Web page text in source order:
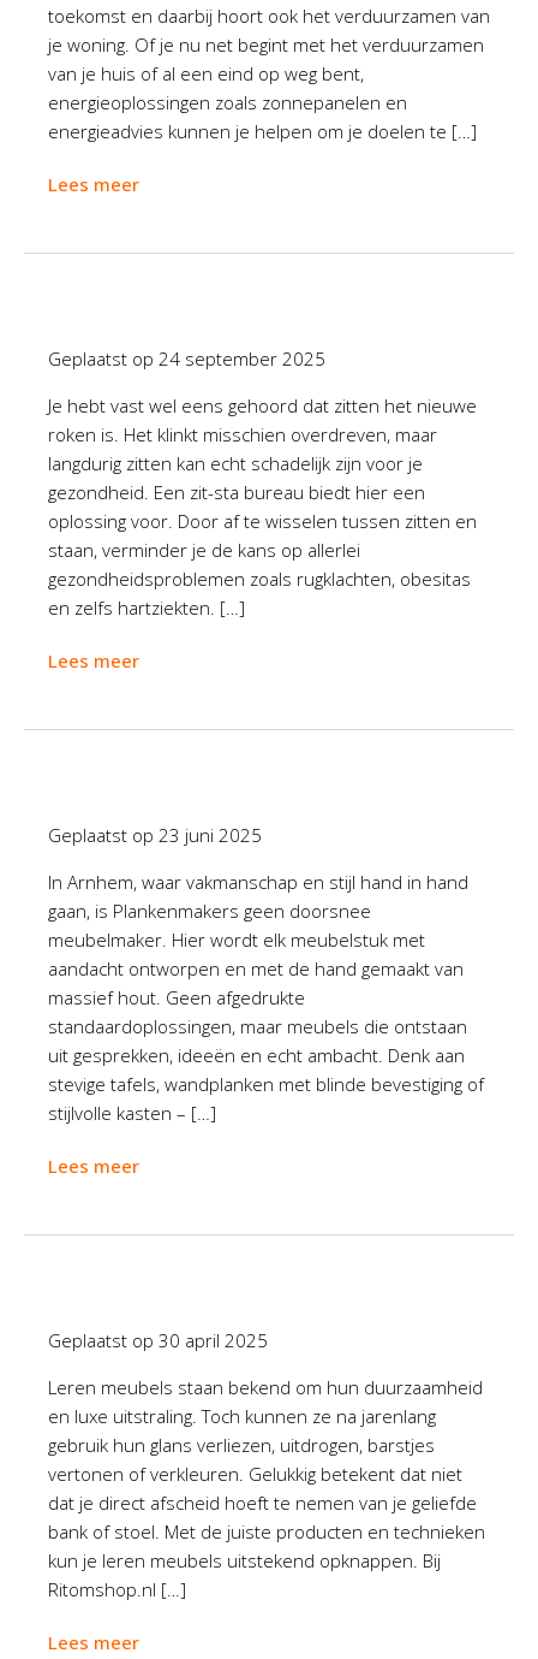
toekomst en daarbij hoort ook het verduurzamen van
je woning. Of je nu net begint met het verduurzamen
van je huis of al een eind op weg bent,
energieoplossingen zoals zonnepanelen en
energieadvies kunnen je helpen om je doelen te […]
Lees meer
Geplaatst op 24 september 2025
Je hebt vast wel eens gehoord dat zitten het nieuwe
roken is. Het klinkt misschien overdreven, maar
langdurig zitten kan echt schadelijk zijn voor je
gezondheid. Een zit-sta bureau biedt hier een
oplossing voor. Door af te wisselen tussen zitten en
staan, verminder je de kans op allerlei
gezondheidsproblemen zoals rugklachten, obesitas
en zelfs hartziekten. […]
Lees meer
Geplaatst op 23 juni 2025
In Arnhem, waar vakmanschap en stijl hand in hand
gaan, is Plankenmakers geen doorsnee
meubelmaker. Hier wordt elk meubelstuk met
aandacht ontworpen en met de hand gemaakt van
massief hout. Geen afgedrukte
standaardoplossingen, maar meubels die ontstaan
uit gesprekken, ideeën en echt ambacht. Denk aan
stevige tafels, wandplanken met blinde bevestiging of
stijlvolle kasten – […]
Lees meer
Geplaatst op 30 april 2025
Leren meubels staan bekend om hun duurzaamheid
en luxe uitstraling. Toch kunnen ze na jarenlang
gebruik hun glans verliezen, uitdrogen, barstjes
vertonen of verkleuren. Gelukkig betekent dat niet
dat je direct afscheid hoeft te nemen van je geliefde
bank of stoel. Met de juiste producten en technieken
kun je leren meubels uitstekend opknappen. Bij
Ritomshop.nl […]
Lees meer